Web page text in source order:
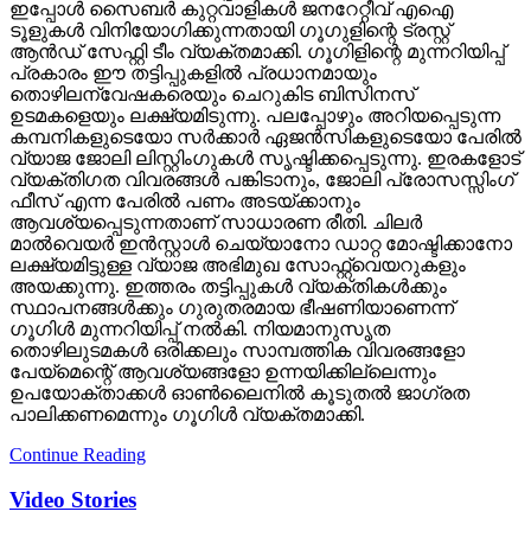
ഇപ്പോള്‍ സൈബര്‍ കുറ്റവാളികള്‍ ജനറേറ്റീവ് എഐ
ടൂളുകള്‍ വിനിയോഗിക്കുന്നതായി ഗൂഗുളിന്റെ ട്രസ്റ്റ്
ആന്‍ഡ് സേഫ്റ്റി ടീം വ്യക്തമാക്കി. ഗൂഗിളിന്റെ മുന്നറിയിപ്പ്
പ്രകാരം ഈ തട്ടിപ്പുകളില്‍ പ്രധാനമായും
തൊഴിലന്വേഷകരെയും ചെറുകിട ബിസിനസ്
ഉടമകളെയും ലക്ഷ്യമിടുന്നു. പലപ്പോഴും അറിയപ്പെടുന്ന
കമ്പനികളുടെയോ സര്‍ക്കാര്‍ ഏജന്‍സികളുടെയോ പേരില്‍
വ്യാജ ജോലി ലിസ്റ്റിംഗുകള്‍ സൃഷ്ടിക്കപ്പെടുന്നു. ഇരകളോട്
വ്യക്തിഗത വിവരങ്ങള്‍ പങ്കിടാനും, ജോലി പ്രോസസ്സിംഗ്
ഫീസ് എന്ന പേരില്‍ പണം അടയ്ക്കാനും
ആവശ്യപ്പെടുന്നതാണ് സാധാരണ രീതി. ചിലര്‍
മാല്‍വെയര്‍ ഇന്‍സ്റ്റാള്‍ ചെയ്യാനോ ഡാറ്റ മോഷ്ടിക്കാനോ
ലക്ഷ്യമിട്ടുള്ള വ്യാജ അഭിമുഖ സോഫ്റ്റ്‌വെയറുകളും
അയക്കുന്നു. ഇത്തരം തട്ടിപ്പുകള്‍ വ്യക്തികള്‍ക്കും
സ്ഥാപനങ്ങള്‍ക്കും ഗുരുതരമായ ഭീഷണിയാണെന്ന്
ഗൂഗിള്‍ മുന്നറിയിപ്പ് നല്‍കി. നിയമാനുസൃത
തൊഴിലുടമകള്‍ ഒരിക്കലും സാമ്പത്തിക വിവരങ്ങളോ
പേയ്‌മെന്റെ് ആവശ്യങ്ങളോ ഉന്നയിക്കില്ലെന്നും
ഉപയോക്താക്കള്‍ ഓണ്‍ലൈനില്‍ കൂടുതല്‍ ജാഗ്രത
പാലിക്കണമെന്നും ഗൂഗിള്‍ വ്യക്തമാക്കി.
Continue Reading
Video Stories